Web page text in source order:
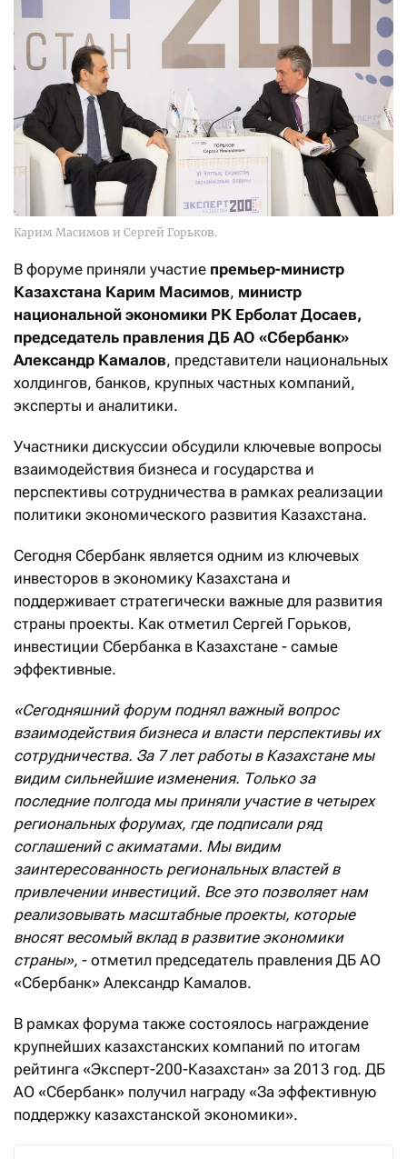
Карим Масимов и Сергей Горьков.
В форуме приняли участие премьер-министр
Казахстана Карим Масимов, министр
национальной экономики РК Ерболат Досаев,
председатель правления ДБ АО «Сбербанк»
Александр Камалов, представители национальных
холдингов, банков, крупных частных компаний,
эксперты и аналитики.
Участники дискуссии обсудили ключевые вопросы
взаимодействия бизнеса и государства и
перспективы сотрудничества в рамках реализации
политики экономического развития Казахстана.
Сегодня Сбербанк является одним из ключевых
инвесторов в экономику Казахстана и
поддерживает стратегически важные для развития
страны проекты. Как отметил Сергей Горьков,
инвестиции Сбербанка в Казахстане - самые
эффективные.
«Сегодняшний форум поднял важный вопрос
взаимодействия бизнеса и власти перспективы их
сотрудничества. За 7 лет работы в Казахстане мы
видим сильнейшие изменения. Только за
последние полгода мы приняли участие в четырех
региональных форумах, где подписали ряд
соглашений с акиматами. Мы видим
заинтересованность региональных властей в
привлечении инвестиций. Все это позволяет нам
реализовывать масштабные проекты, которые
вносят весомый вклад в развитие экономики
страны», - отметил председатель правления ДБ АО
«Сбербанк» Александр Камалов.
В рамках форума также состоялось награждение
крупнейших казахстанских компаний по итогам
рейтинга «Эксперт-200-Казахстан» за 2013 год. ДБ
АО «Сбербанк» получил награду «За эффективную
поддержку казахстанской экономики».